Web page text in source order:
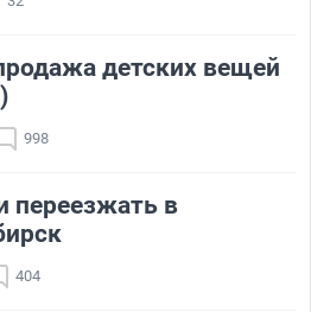
детских вещей
998
переезжать в
404